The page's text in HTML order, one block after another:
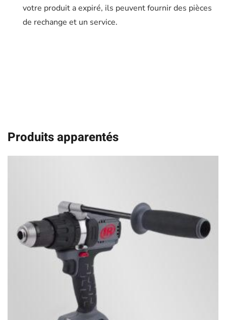
votre produit a expiré, ils peuvent fournir des pièces
de rechange et un service.
Produits apparentés